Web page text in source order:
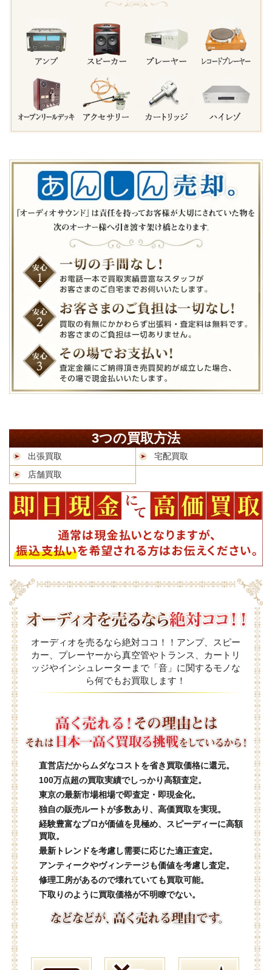
3つの買取方法
出張買取
宅配買取
店舗買取
オーディオを売るなら絶対ココ！！アンプ、スピー
カー、プレーヤーから真空管やトランス、カートリ
ッジやインシュレーターまで「音」に関するモノな
ら何でもお買取します！
直営店だからムダなコストを省き買取価格に還元。
100万点超の買取実績でしっかり高額査定。
東京の最新市場相場で即査定・即現金化。
独自の販売ルートが多数あり、高価買取を実現。
経験豊富なプロが価値を見極め、スピーディーに高額
買取。
最新トレンドを考慮し需要に応じた適正査定。
アンティークやヴィンテージも価値を考慮し査定。
修理工房があるので壊れていても買取可能。
下取りのように買取価格が不明瞭でない。